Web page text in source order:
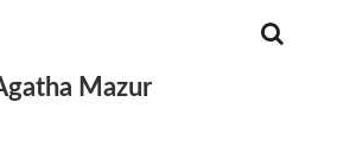
Mazur